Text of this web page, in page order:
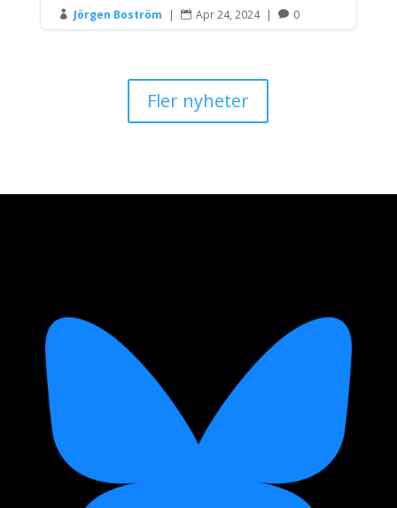
 Jörgen Boström |  Apr 24, 2024 |  0
Fler nyheter